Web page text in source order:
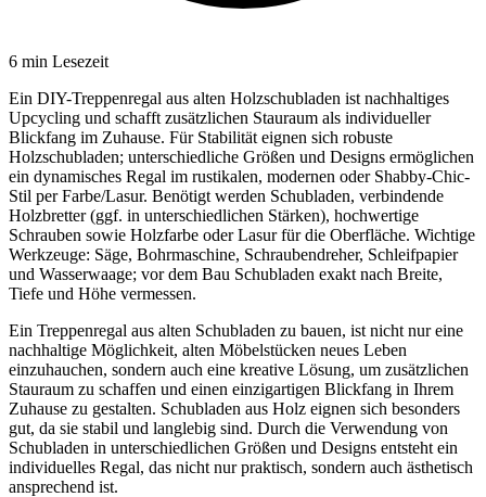
6 min Lesezeit
Ein DIY-Treppenregal aus alten Holzschubladen ist nachhaltiges
Upcycling und schafft zusätzlichen Stauraum als individueller
Blickfang im Zuhause. Für Stabilität eignen sich robuste
Holzschubladen; unterschiedliche Größen und Designs ermöglichen
ein dynamisches Regal im rustikalen, modernen oder Shabby-Chic-
Stil per Farbe/Lasur. Benötigt werden Schubladen, verbindende
Holzbretter (ggf. in unterschiedlichen Stärken), hochwertige
Schrauben sowie Holzfarbe oder Lasur für die Oberfläche. Wichtige
Werkzeuge: Säge, Bohrmaschine, Schraubendreher, Schleifpapier
und Wasserwaage; vor dem Bau Schubladen exakt nach Breite,
Tiefe und Höhe vermessen.
Ein Treppenregal aus alten Schubladen zu bauen, ist nicht nur eine
nachhaltige Möglichkeit, alten Möbelstücken neues Leben
einzuhauchen, sondern auch eine kreative Lösung, um zusätzlichen
Stauraum zu schaffen und einen einzigartigen Blickfang in Ihrem
Zuhause zu gestalten. Schubladen aus Holz eignen sich besonders
gut, da sie stabil und langlebig sind. Durch die Verwendung von
Schubladen in unterschiedlichen Größen und Designs entsteht ein
individuelles Regal, das nicht nur praktisch, sondern auch ästhetisch
ansprechend ist.